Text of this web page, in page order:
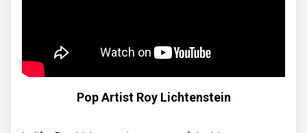
Pop Artist Roy Lichtenstein